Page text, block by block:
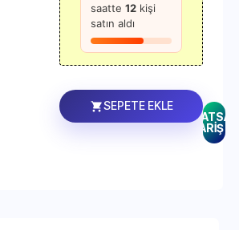
saatte 12 kişi
satın aldı
SEPETE EKLE
SİPARİŞ